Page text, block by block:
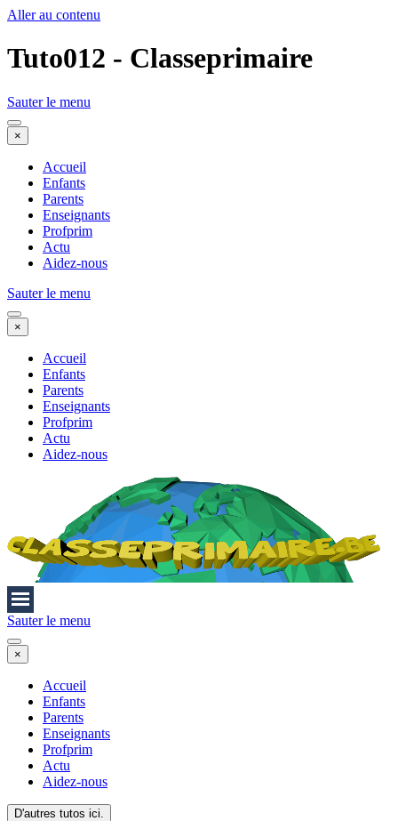
Aller au contenu
Tuto012 - Classeprimaire
Sauter le menu
×
Accueil
Enfants
Parents
Enseignants
Profprim
Actu
Aidez-nous
Sauter le menu
×
Accueil
Enfants
Parents
Enseignants
Profprim
Actu
Aidez-nous
Sauter le menu
×
Accueil
Enfants
Parents
Enseignants
Profprim
Actu
Aidez-nous
D'autres tutos ici.